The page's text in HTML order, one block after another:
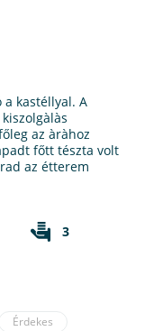
kastéllyal. A
az àràhoz
főtt tészta volt
az étterem
3
Érdekes